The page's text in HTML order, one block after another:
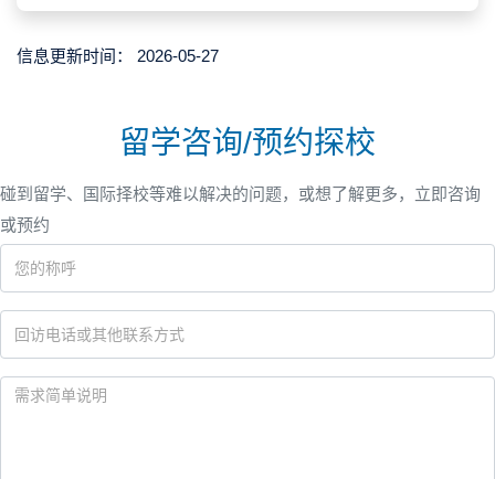
信息更新时间： 2026-05-27
留学咨询/预约探校
碰到留学、国际择校等难以解决的问题，或想了解更多，立即咨询
或预约